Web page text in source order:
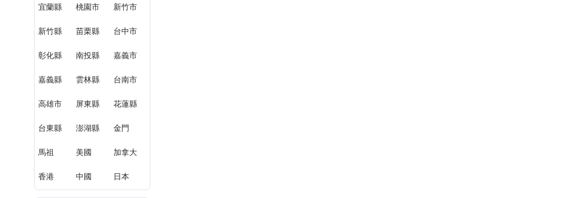
宜蘭縣 桃園市 新竹市
新竹縣 苗栗縣 台中市
彰化縣 南投縣 嘉義市
嘉義縣 雲林縣 台南市
高雄市 屏東縣 花蓮縣
台東縣 澎湖縣 金門
馬祖 美國 加拿大
香港 中國 日本